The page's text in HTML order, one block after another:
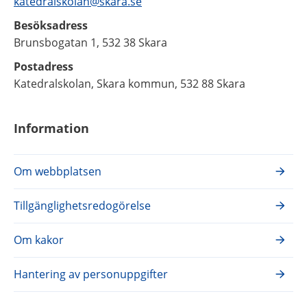
Besöksadress
Brunsbogatan 1, 532 38 Skara
Postadress
Katedralskolan, Skara kommun, 532 88 Skara
Information
Om webbplatsen
Tillgänglighetsredogörelse
Om kakor
Hantering av personuppgifter